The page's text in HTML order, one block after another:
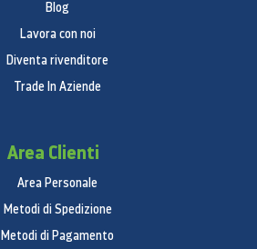
Blog
Lavora con noi
Diventa rivenditore
Trade In Aziende
Area Clienti
Area Personale
Metodi di Spedizione
Metodi di Pagamento